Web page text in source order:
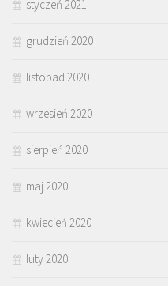
styczeń 2021
grudzień 2020
listopad 2020
wrzesień 2020
sierpień 2020
maj 2020
kwiecień 2020
luty 2020